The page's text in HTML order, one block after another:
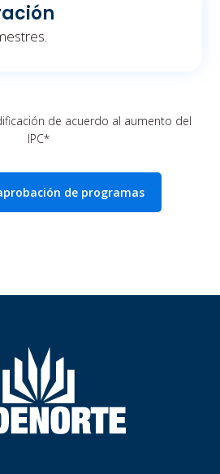
de acuerdo al aumento del
IPC*
de programas